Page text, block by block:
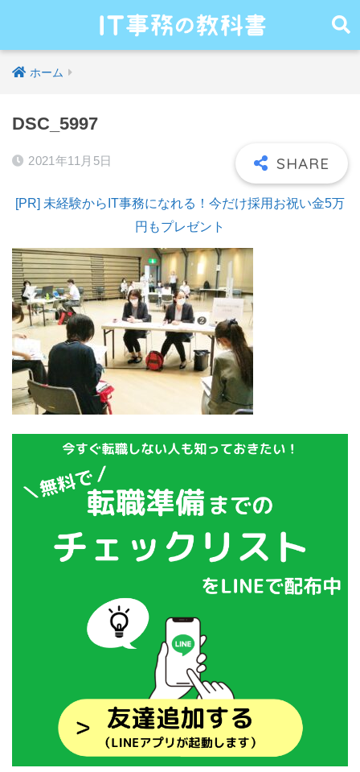
ホーム
DSC_5997
2021年11月5日
[PR] 未経験からIT事務になれる！今だけ採用お祝い金5万
円もプレゼント